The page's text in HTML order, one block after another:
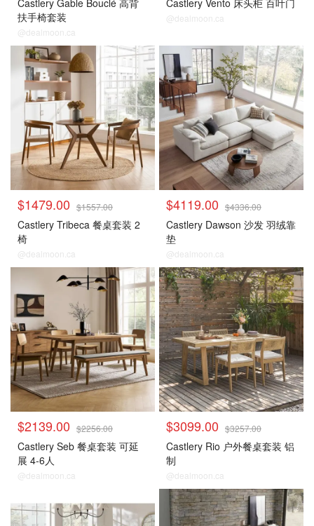
Castlery Gable Bouclé 高背
扶手椅套装
@dealmoon.ca
Castlery Vento 床头柜 百叶门
@dealmoon.ca
$1479.00 $1557.00
Castlery Tribeca 餐桌套装 2
椅
@dealmoon.ca
$4119.00 $4336.00
Castlery Dawson 沙发 羽绒靠
垫
@dealmoon.ca
$2139.00 $2256.00
Castlery Seb 餐桌套装 可延
展 4-6人
@dealmoon.ca
$3099.00 $3257.00
Castlery Rio 户外餐桌套装 铝
制
@dealmoon.ca